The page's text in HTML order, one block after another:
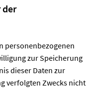
der
personenbezogenen
zur Speicherung
dieser Daten zur
verfolgten Zwecks nicht